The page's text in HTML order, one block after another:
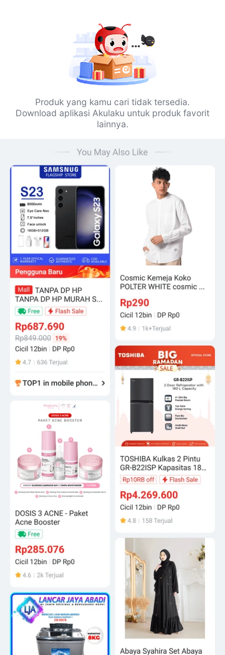
Produk yang kamu cari tidak tersedia.
Download aplikasi Akulaku untuk produk favorit
lainnya.